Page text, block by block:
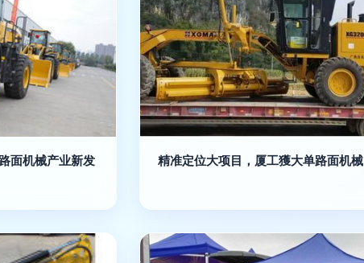
面机械产业新发
精准定位大项目，厦工獲大单路面机械